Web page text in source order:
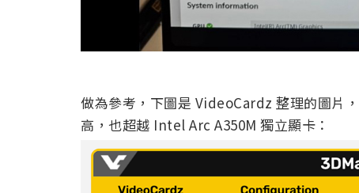
做為參考，下圖是 VideoCardz 整理的圖片
高，也超越 Intel Arc A350M 獨立顯卡：